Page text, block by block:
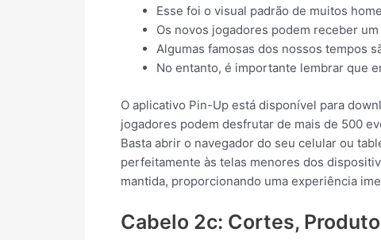
Esse foi o visual padrão de muitos
Os novos jogadores podem receber
Algumas famosas dos nossos tempos
No entanto, é importante lembrar que
O aplicativo Pin-Up está disponível para
jogadores podem desfrutar de mais de 500
Basta abrir o navegador do seu celular ou
perfeitamente às telas menores dos
mantida, proporcionando uma experiência
Cabelo 2c: Cortes,